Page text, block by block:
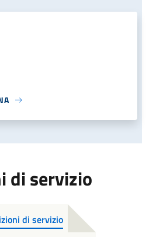
di servizio
di servizio